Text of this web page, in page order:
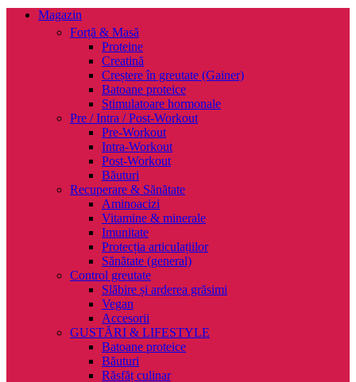
Magazin
Forță & Masă
Proteine
Creatină
Creștere în greutate (Gainer)
Batoane proteice
Stimulatoare hormonale
Pre / Intra / Post-Workout
Pre-Workout
Intra-Workout
Post-Workout
Băuturi
Recuperare & Sănătate
Aminoacizi
Vitamine & minerale
Imunitate
Protecția articulațiilor
Sănătate (general)
Control greutate
Slăbire și arderea grăsimi
Vegan
Accesorii
GUSTĂRI & LIFESTYLE
Batoane proteice
Băuturi
Răsfăț culinar